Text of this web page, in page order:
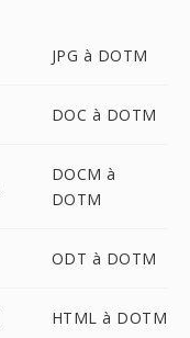
JPG à DOTM
DOC à DOTM
DOCM à
DOTM
ODT à DOTM
HTML à DOTM